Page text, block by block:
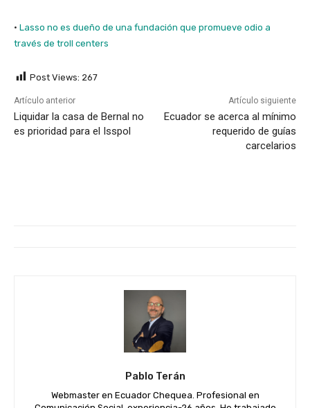
· Lasso no es dueño de una fundación que promueve odio a
través de troll centers
Post Views: 267
Artículo anterior
Liquidar la casa de Bernal no
es prioridad para el Isspol
Artículo siguiente
Ecuador se acerca al mínimo
requerido de guías
carcelarios
Pablo Terán
Webmaster en Ecuador Chequea. Profesional en